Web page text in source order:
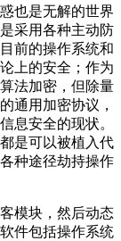
也是无解的世界
采用各种主动防
前的操作系统和
上的安全；作为
法加密，但除量
通用加密协议，
息安全的现状。
是可以被植入代
种途径劫持操作
模块，然后动态
件包括操作系统